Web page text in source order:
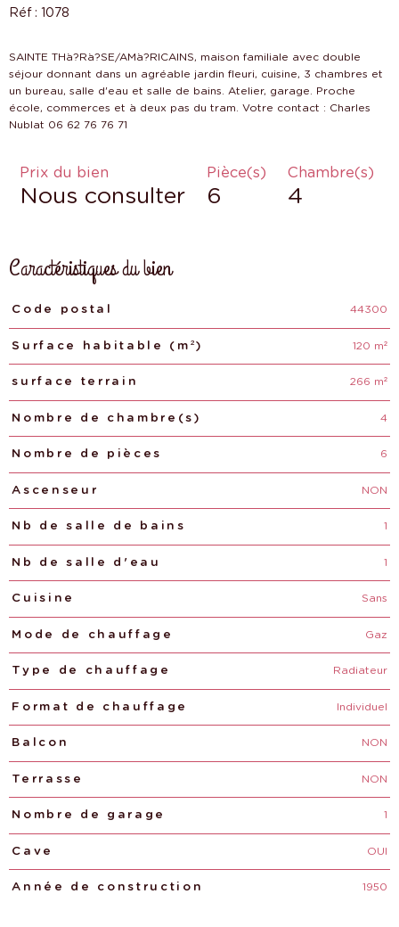
Réf : 1078
SAINTE THà?Rà?SE/AMà?RICAINS, maison familiale avec double
séjour donnant dans un agréable jardin fleuri, cuisine, 3 chambres et
un bureau, salle d'eau et salle de bains. Atelier, garage. Proche
école, commerces et à deux pas du tram. Votre contact : Charles
Prix du bien
Nous consulter
Pièce(s)
6
Chambre(s)
4
Caractéristiques du bien
Caractéristiques Valeurs
Code postal 44300
Surface habitable (m²) 120 m²
surface terrain 266 m²
Nombre de chambre(s) 4
Nombre de pièces 6
Ascenseur NON
Nb de salle de bains 1
Nb de salle d'eau 1
Cuisine Sans
Mode de chauffage Gaz
Type de chauffage Radiateur
Format de chauffage Individuel
Balcon NON
Terrasse NON
Nombre de garage 1
Cave OUI
Année de construction 1950